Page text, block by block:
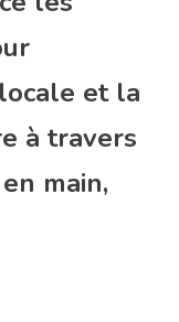
et la
à travers
main,